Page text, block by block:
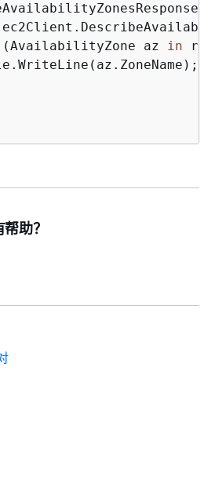
(AvailabilityZone az in
助？